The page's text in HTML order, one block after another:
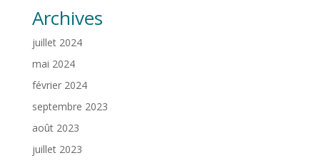
Archives
juillet 2024
mai 2024
février 2024
septembre 2023
août 2023
juillet 2023